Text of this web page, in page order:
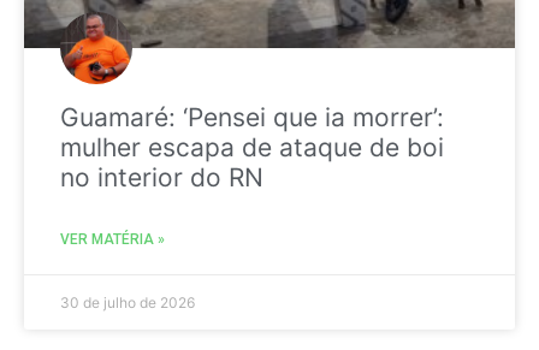
Guamaré: ‘Pensei que ia morrer’:
mulher escapa de ataque de boi
no interior do RN
VER MATÉRIA »
30 de julho de 2026